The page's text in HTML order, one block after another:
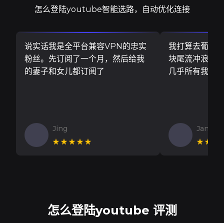
怎么登陆youtube智能选路，自动优化连接
说实话我是全平台兼容VPN的忠实
粉丝。先订阅了一个月，然后给我
的妻子和女儿都订阅了
Jing
★★★★★
我打算去葡萄
块尾流冲浪板
几乎所有我需
Jan V
怎么登陆youtube 评测